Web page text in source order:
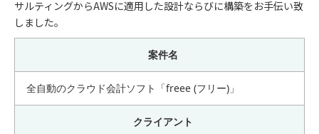
サルティングからAWSに適用した設計ならびに構築をお手伝い致
しました。
案件名
全自動のクラウド会計ソフト「freee (フリー)」
クライアント